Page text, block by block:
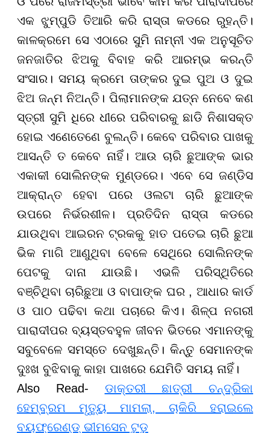
ଏକ ଝୁମ୍ପୁଡି ତିଆରି କରି ରାସ୍ତା କଡରେ ରୁହନ୍ତି।
କାଳକ୍ରମେ ସେ ଏଠାରେ ସୁମି ନାମ୍ନୀ ଏକ ଅନୁସୂଚିତ
ଜନଜାତିର ଝିଅକୁ ବିବାହ କରି ଆରମ୍ଭ କରନ୍ତି
ସଂସାର। ସମୟ କ୍ରମେ ତାଙ୍କର ଦୁଇ ପୁଅ ଓ ଦୁଇ
ଝିଅ ଜନ୍ମ ନିଅନ୍ତି। ପିଲାମାନଙ୍କ ଯତ୍ନ ନେବେ କଣ
ସ୍ତ୍ରୀ ସୁମି ଧିରେ ଧୀରେ ପରିବାରକୁ ଛାଡି ନିଶାସକ୍ତ
ହୋଇ ଏଣେତେଣେ ବୁଲନ୍ତି। କେବେ ପରିବାର ପାଖକୁ
ଆସନ୍ତି ତ କେବେ ନାହିଁ। ଆଉ ଚାରି ଛୁଆଙ୍କ ଭାର
ଏକାକୀ ସୋଲିନଙ୍କ ମୁଣ୍ଡରେ। ଏବେ ସେ ଜଣ୍ଡିସ
ଆକ୍ରାନ୍ତ ହେବା ପରେ ଓଲଟା ଚାରି ଛୁଆଙ୍କ
ଉପରେ ନିର୍ଭରଶୀଳ। ପ୍ରତିଦିନ ରାସ୍ତା କଡରେ
ଯାଉଥିବା ଆଇରନ ଟ୍ରକକୁ ହାତ ପତେଇ ଚାରି ଛୁଆ
ଭିକ ମାଗି ଆଣୁଥିବା ବେଳେ ସେଥିରେ ସୋଲିନଙ୍କ
ପେଟକୁ ଦାନା ଯାଉଛି। ଏଭଳି ପରିସ୍ଥିତିରେ
ବଞ୍ଚିଥିବା ଚାରିଛୁଆ ଓ ବାପାଙ୍କ ଘର , ଆଧାର କାର୍ଡ
ଓ ପାଠ ପଢିବା କଥା ପଚାରେ କିଏ। ଶିଳ୍ପ ନଗରୀ
ପାରାଦୀପର ବ୍ୟସ୍ତବହୁଳ ଜୀବନ ଭିତରେ ଏମାନଙ୍କୁ
ସବୁବେଳେ ସମସ୍ତେ ଦେଖୁଛନ୍ତି। କିନ୍ତୁ ସେମାନଙ୍କ
ଦୁଃଖ ବୁଝିବାକୁ କାହା ପାଖରେ ଯେମିତି ସମୟ ନାହିଁ।
Also Read- ଡାକ୍ତରୀ ଛାତ୍ରୀ ଚନ୍ଦ୍ରିକା
ହେମ୍ବ୍ରମ ମୃତ୍ୟୁ ମାମଲା, ଚାକିରି ହରାଇଲେ
ବୟଫ୍ରେଣ୍ଡ୍ ଭୀମସେନ ଟୁଡୁ